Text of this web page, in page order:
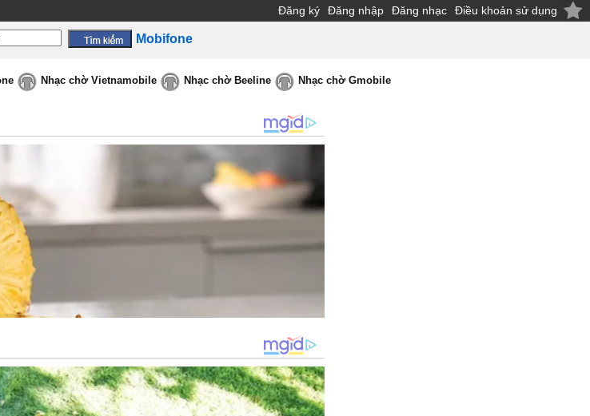
Đăng ký Đăng nhập Đăng nhạc Điều khoản sử dụng
Mobifone
Nhạc chờ Vietnamobile Nhạc chờ Beeline Nhạc chờ Gmobile